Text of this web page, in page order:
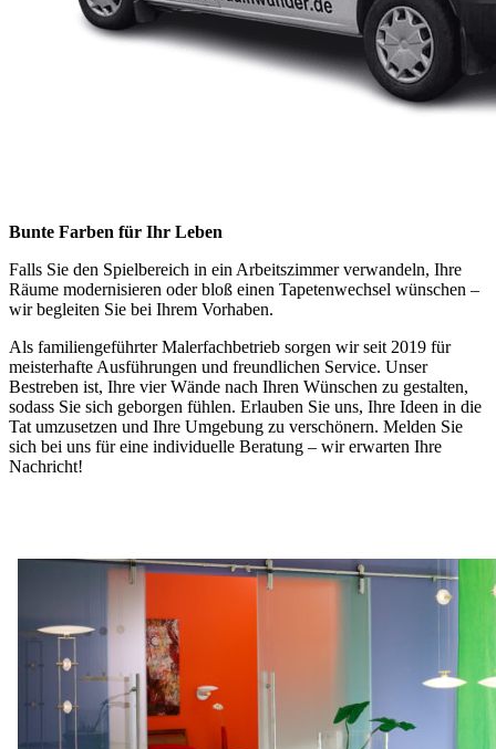
Bunte Farben für Ihr Leben
Falls Sie den Spielbereich in ein Arbeitszimmer verwandeln, Ihre
Räume modernisieren oder bloß einen Tapetenwechsel wünschen –
wir begleiten Sie bei Ihrem Vorhaben.
Als familiengeführter Malerfachbetrieb sorgen wir seit 2019 für
meisterhafte Ausführungen und freundlichen Service. Unser
Bestreben ist, Ihre vier Wände nach Ihren Wünschen zu gestalten,
sodass Sie sich geborgen fühlen. Erlauben Sie uns, Ihre Ideen in die
Tat umzusetzen und Ihre Umgebung zu verschönern. Melden Sie
sich bei uns für eine individuelle Beratung – wir erwarten Ihre
Nachricht!